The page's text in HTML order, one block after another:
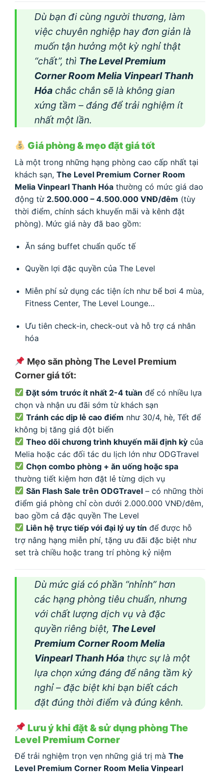
Dù bạn đi cùng người thương, làm
việc chuyên nghiệp hay đơn giản là
muốn tận hưởng một kỳ nghỉ thật
“chất”, thì The Level Premium
Corner Room Melia Vinpearl Thanh
Hóa chắc chắn sẽ là không gian
xứng tầm – đáng để trải nghiệm ít
nhất một lần.
Giá phòng & mẹo đặt giá tốt
Là một trong những hạng phòng cao cấp nhất tại
khách sạn, The Level Premium Corner Room
Melia Vinpearl Thanh Hóa thường có mức giá dao
động từ 2.500.000 – 4.500.000 VNĐ/đêm (tùy
thời điểm, chính sách khuyến mãi và kênh đặt
phòng). Mức giá này đã bao gồm:
Ăn sáng buffet chuẩn quốc tế
Quyền lợi đặc quyền của The Level
Miễn phí sử dụng các tiện ích như bể bơi 4 mùa,
Fitness Center, The Level Lounge…
Ưu tiên check-in, check-out và hỗ trợ cá nhân
hóa
Mẹo săn phòng The Level Premium
Corner giá tốt:
Đặt sớm trước ít nhất 2-4 tuần để có nhiều lựa
chọn và nhận ưu đãi sớm từ khách sạn
Tránh các dịp lễ cao điểm như 30/4, hè, Tết để
không bị tăng giá đột biến
Theo dõi chương trình khuyến mãi định kỳ của
Melia hoặc các đối tác du lịch lớn như ODGTravel
Chọn combo phòng + ăn uống hoặc spa
thường tiết kiệm hơn đặt lẻ từng dịch vụ
Săn Flash Sale trên ODGTravel – có những thời
điểm giá phòng chỉ còn dưới 2.000.000 VNĐ/đêm,
bao gồm cả đặc quyền The Level
Liên hệ trực tiếp với đại lý uy tín để được hỗ
trợ nâng hạng miễn phí, tặng ưu đãi đặc biệt như
set trà chiều hoặc trang trí phòng kỷ niệm
Dù mức giá có phần “nhỉnh” hơn
các hạng phòng tiêu chuẩn, nhưng
với chất lượng dịch vụ và đặc
quyền riêng biệt, The Level
Premium Corner Room Melia
Vinpearl Thanh Hóa thực sự là một
lựa chọn xứng đáng để nâng tầm kỳ
nghỉ – đặc biệt khi bạn biết cách
đặt đúng thời điểm và đúng kênh.
Lưu ý khi đặt & sử dụng phòng The
Level Premium Corner
Để trải nghiệm trọn vẹn những giá trị mà The
Level Premium Corner Room Melia Vinpearl